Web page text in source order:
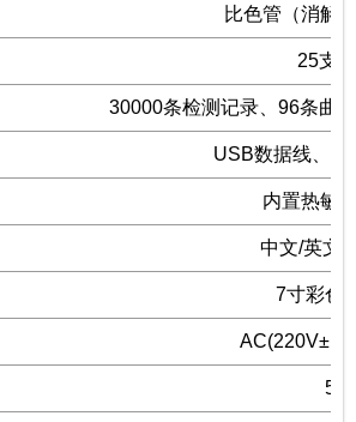
比色管（消解
25支/
30000条检测记录、96条曲
USB数据线、局
内置热敏
中文/英文
7寸彩色
5W